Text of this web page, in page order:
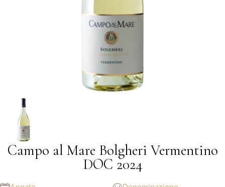
Campo al Mare Bolgheri Vermentino
DOC 2024